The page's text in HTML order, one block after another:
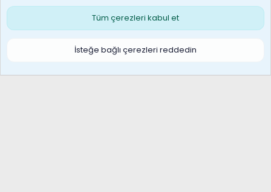
Çerezler
S
Tüm çerezleri kabul et
İsteğe bağlı çerezleri reddedin